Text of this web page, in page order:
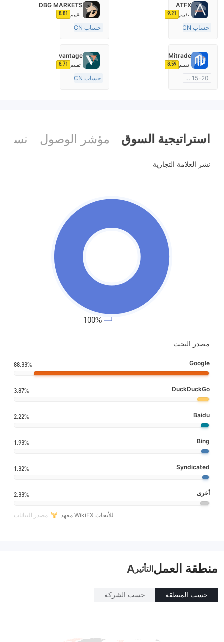
ATFX
تقييم 9.21
حساب ECN
صناعة السوق (MM)
DBG MARKETS
تقييم 8.81
حساب ECN
صناعة السوق (MM)
Mitrade
تقييم 8.59
15-20 سنة
vantage
تقييم 8.71
حساب ECN
استراتيجية السوق مؤشر الوصول نسبة
مصدر البحث
Google
88.33%
DuckDuckGo
3.87%
Baidu
2.22%
Bing
1.93%
Syndicated
1.32%
أخرى 2.33%
مصدر البيانات معهد WikiFX للأبحاث
منطقة العملالتأثير A
حسب المنطقة حسب الشركة